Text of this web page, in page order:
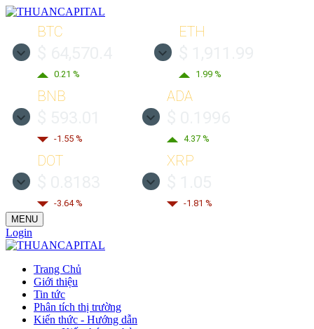
BTC
0.21 %
ETH
1.99 %
BNB
-1.55 %
ADA
4.37 %
DOT
-3.64 %
XRP
-1.81 %
MENU
Login
Trang Chủ
Giới thiệu
Tin tức
Phân tích thị trường
Kiến thức - Hướng dẫn